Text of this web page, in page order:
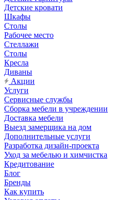
Детские кровати
Шкафы
Столы
Рабочее место
Стеллажи
Столы
Кресла
Диваны
Акции
Услуги
Сервисные службы
Сборка мебели в учреждении
Доставка мебели
Выезд замерщика на дом
Дополнительные услуги
Разработка дизайн-проекта
Уход за мебелью и химчистка
Кредитование
Блог
Бренды
Как купить